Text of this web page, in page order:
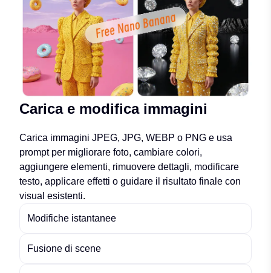
Carica e modifica immagini
Carica immagini JPEG, JPG, WEBP o PNG e usa
prompt per migliorare foto, cambiare colori,
aggiungere elementi, rimuovere dettagli, modificare
testo, applicare effetti o guidare il risultato finale con
visual esistenti.
Modifiche istantanee
Fusione di scene